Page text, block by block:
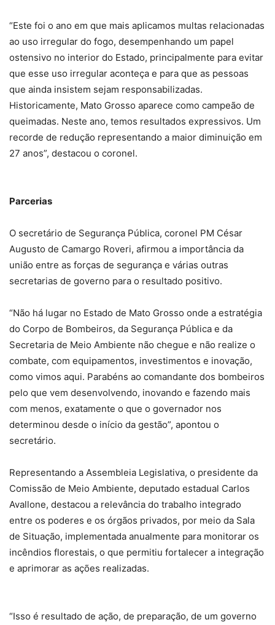
“Este foi o ano em que mais aplicamos multas relacionadas
ao uso irregular do fogo, desempenhando um papel
ostensivo no interior do Estado, principalmente para evitar
que esse uso irregular aconteça e para que as pessoas
que ainda insistem sejam responsabilizadas.
Historicamente, Mato Grosso aparece como campeão de
queimadas. Neste ano, temos resultados expressivos. Um
recorde de redução representando a maior diminuição em
27 anos”, destacou o coronel.
Parcerias
O secretário de Segurança Pública, coronel PM César
Augusto de Camargo Roveri, afirmou a importância da
união entre as forças de segurança e várias outras
secretarias de governo para o resultado positivo.
“Não há lugar no Estado de Mato Grosso onde a estratégia
do Corpo de Bombeiros, da Segurança Pública e da
Secretaria de Meio Ambiente não chegue e não realize o
combate, com equipamentos, investimentos e inovação,
como vimos aqui. Parabéns ao comandante dos bombeiros
pelo que vem desenvolvendo, inovando e fazendo mais
com menos, exatamente o que o governador nos
determinou desde o início da gestão”, apontou o
secretário.
Representando a Assembleia Legislativa, o presidente da
Comissão de Meio Ambiente, deputado estadual Carlos
Avallone, destacou a relevância do trabalho integrado
entre os poderes e os órgãos privados, por meio da Sala
de Situação, implementada anualmente para monitorar os
incêndios florestais, o que permitiu fortalecer a integração
e aprimorar as ações realizadas.
“Isso é resultado de ação, de preparação, de um governo